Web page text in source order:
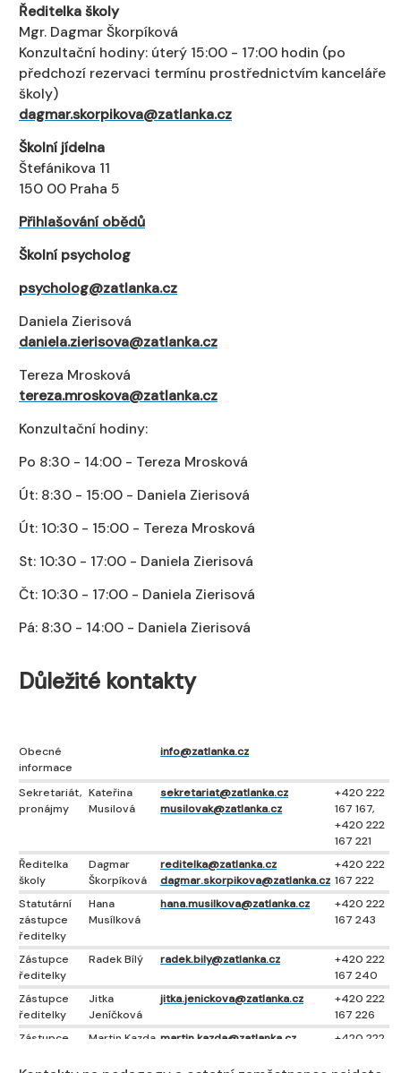
Ředitelka školy
Mgr. Dagmar Škorpíková
Konzultační hodiny: úterý 15:00 - 17:00 hodin (po
předchozí rezervaci termínu prostřednictvím kanceláře
školy)
dagmar.skorpikova@zatlanka.cz
Školní jídelna
Štefánikova 11
150 00 Praha 5
Přihlašování obědů
Školní psycholog
psycholog@zatlanka.cz
Daniela Zierisová
daniela.zierisova@zatlanka.cz
Tereza Mrosková
tereza.mroskova@zatlanka.cz
Konzultační hodiny:
Po 8:30 - 14:00 - Tereza Mrosková
Út: 8:30 - 15:00 - Daniela Zierisová
Út: 10:30 - 15:00 - Tereza Mrosková
St: 10:30 - 17:00 - Daniela Zierisová
Čt: 10:30 - 17:00 - Daniela Zierisová
Pá: 8:30 - 14:00 - Daniela Zierisová
Důležité kontakty
Obecné
informace
info@zatlanka.cz
Sekretariát,
pronájmy
Kateřina
Musilová
sekretariat@zatlanka.cz
musilovak@zatlanka.cz
+420 222
167 167,
+420 222
167 221
Ředitelka
školy
Dagmar
Škorpíková
reditelka@zatlanka.cz
dagmar.skorpikova@zatlanka.cz
+420 222
167 222
Statutární
zástupce
ředitelky
Hana
Musílková
hana.musilkova@zatlanka.cz
+420 222
167 243
Zástupce
ředitelky
Radek Bílý radek.bily@zatlanka.cz
+420 222
167 240
Zástupce
ředitelky
Jitka
Jeníčková
jitka.jenickova@zatlanka.cz
+420 222
167 226
Zástupce
Martin Kazda martin.kazda@zatlanka.cz
+420 222